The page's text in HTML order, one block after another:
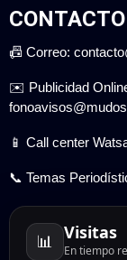
📠 Correo:
✉️ Publicidad
📱 Call center
📞 Temas
📊 Visitas
En tiempo